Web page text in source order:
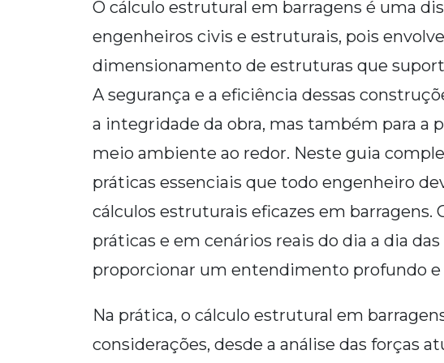
O cálculo estrutural em barragens é uma
engenheiros civis e estruturais, pois
dimensionamento de estruturas que
A segurança e a eficiência dessas
a integridade da obra, mas também para a
meio ambiente ao redor. Neste guia
práticas essenciais que todo engenheiro
cálculos estruturais eficazes em barragens.
práticas e em cenários reais do dia a dia
proporcionar um entendimento profundo e
Na prática, o cálculo estrutural em
considerações, desde a análise das forças